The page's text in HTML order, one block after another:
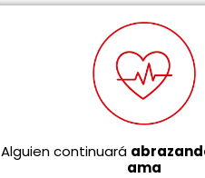
Alguien continuará
ama